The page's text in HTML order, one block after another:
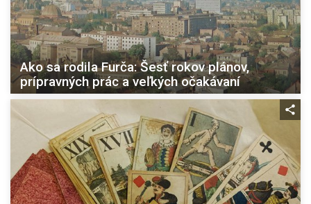
Ako sa rodila Furča: Šesť rokov plánov,
prípravných prác a veľkých očakávaní